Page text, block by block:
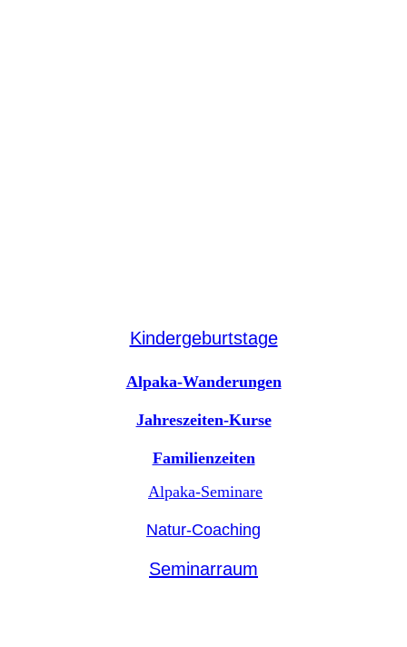
Kindergeburtstage
Alpaka-Wanderungen
Jahreszeiten-Kurse
Familienzeiten
Alpaka-Seminare
Natur-Coaching
Seminarraum